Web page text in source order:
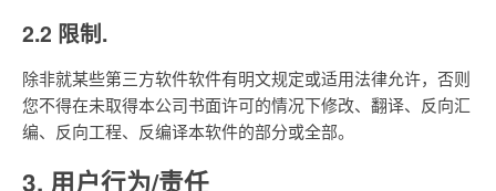
2.2 限制.
除非就某些第三方软件软件有明文规定或适用法律允许，否则
您不得在未取得本公司书面许可的情况下修改、翻译、反向汇
编、反向工程、反编译本软件的部分或全部。
3. 用户行为/责任